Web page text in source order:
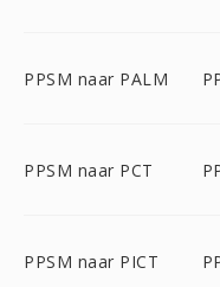
PPSM naar PALM
PPSM naar PCT
PPSM naar PICT